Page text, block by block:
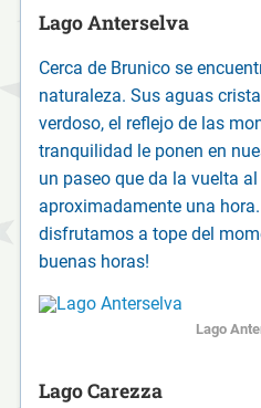
Lago Anterselva
Cerca de Brunico se
naturaleza. Sus aguas
verdoso, el reflejo de las
tranquilidad le ponen en
un paseo que da la vuelta
aproximadamente una
disfrutamos a tope del
buenas horas!
Lago
Lago Carezza